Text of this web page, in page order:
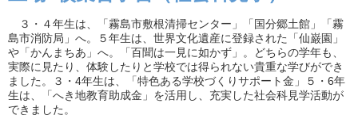
３・４年生は、「霧島市敷根清掃センター」「国分郷土館」「霧
島市消防局」へ。５年生は、世界文化遺産に登録された「仙巌園」
や「かんまちあ」へ。「百聞は一見に如かず」。どちらの学年も、
実際に見たり、体験したりと学校では得られない貴重な学びができ
ました。３・4年生は、「特色ある学校づくりサポート金」５・6年
生は、「へき地教育助成金」を活用し、充実した社会科見学活動が
できました。